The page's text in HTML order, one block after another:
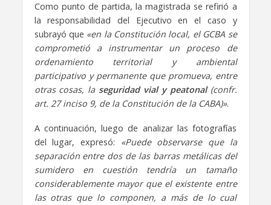
Como punto de partida, la magistrada se refirió a
la responsabilidad del Ejecutivo en el caso y
subrayó que «en la Constitución local, el GCBA se
comprometió a instrumentar un proceso de
ordenamiento territorial y ambiental
participativo y permanente que promueva, entre
otras cosas, la seguridad vial y peatonal(confr.
art. 27 inciso 9, de la Constitución de la CABA)».
A continuación, luego de analizar las fotografías
del lugar, expresó: «Puede observarse que la
separación entre dos de las barras metálicas del
sumidero en cuestión tendría un tamaño
considerablemente mayor que el existente entre
las otras que lo componen, a más de lo cual